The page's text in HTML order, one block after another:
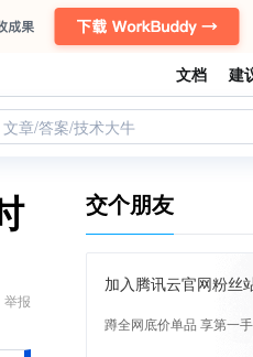
文档 建
文章/答案/技术大牛
举报
交个朋友
加入腾讯云官网粉丝
蹲全网底价单品 享第一